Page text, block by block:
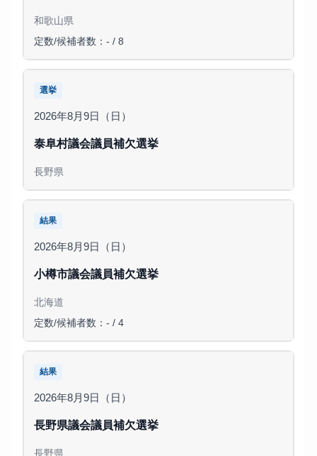
和歌山県
定数/候補者数：- / 8
選挙
2026年8月9日（日）
泰阜村議会議員補欠選挙
長野県
結果
2026年8月9日（日）
小樽市議会議員補欠選挙
北海道
定数/候補者数：- / 4
結果
2026年8月9日（日）
長野県議会議員補欠選挙
長野県